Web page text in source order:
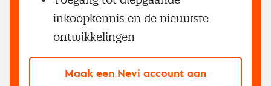
inkoopkennis en de nieuwste
ontwikkelingen
Maak een Nevi account aan